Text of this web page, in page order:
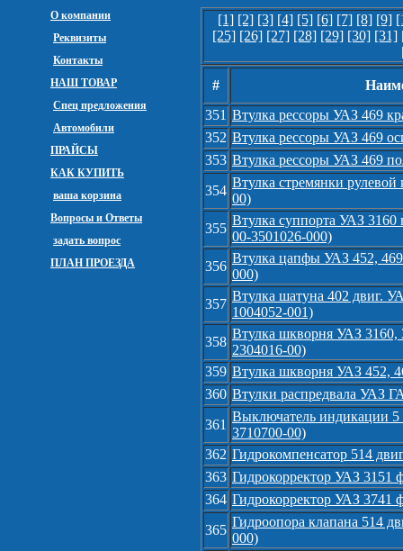
О компании
Реквизиты
Контакты
НАШ ТОВАР
Спец предложения
Автомобили
ПРАЙСЫ
КАК КУПИТЬ
ваша корзина
Вопросы и Ответы
задать вопрос
ПЛАН ПРОЕЗДА
[1] [2] [3] [4] [5] [6] [7] [8] [9]
[25] [26] [27] [28] [29] [30] [31]
#
351 Втулка рессоры УАЗ 469
352 Втулка рессоры УАЗ 469
353 Втулка рессоры УАЗ 469
354
Втулка стремянки
00)
355
Втулка суппорта УАЗ 3160
00-3501026-000)
356
Втулка цапфы УАЗ 452,
000)
357
Втулка шатуна 402 двиг.
1004052-001)
358
Втулка шкворня УАЗ 3160,
2304016-00)
359 Втулка шкворня УАЗ 452,
360 Втулки распредвала УАЗ
361
Выключатель индикации 5
3710700-00)
362 Гидрокомпенсатор 514
363 Гидрокорректор УАЗ 3151
364 Гидрокорректор УАЗ 3741
365
Гидроопора клапана 514
000)